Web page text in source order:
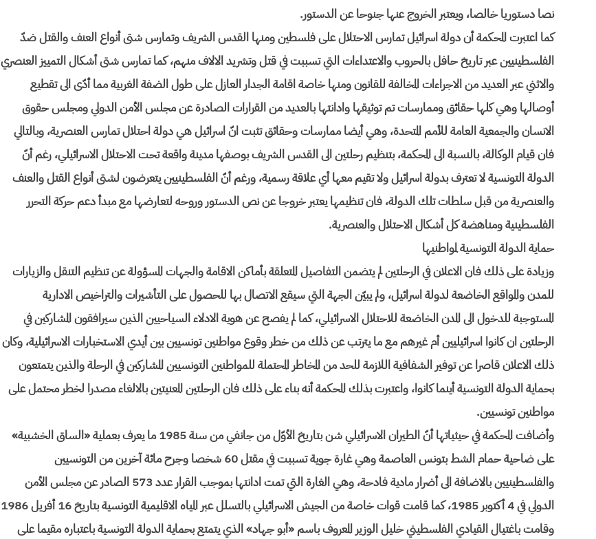
نصا دستوريا خالصا، ويعتبر الخروج عنها جنوحا عن الدستور.
كما اعتبرت المحكمة أن دولة اسرائيل تمارس الاحتلال على فلسطين ومنها القدس الشريف وتمارس شتى أنواع العنف والقتل ضدّ
الفلسطينيين عبر تاريخ حافل بالحروب والاعتداءات التي تسببت في قتل وتشريد الالاف منهم، كما تمارس شتى أشكال التمييز العنصري
والاثني عبر العديد من الاجراءات المخالفة للقانون ومنها خاصة اقامة الجدار العازل على طول الضفة الغربية مما أدّى الى تقطيع
أوصالها وهي كلها حقائق وممارسات تم توثيقها وادانتها بالعديد من القرارات الصادرة عن مجلس الأمن الدولي ومجلس حقوق
الانسان والجمعية العامة للأمم المتحدة، وهي أيضا ممارسات وحقائق تثبت انّ اسرائيل هي دولة احتلال تمارس العنصرية، وبالتالي
فان قيام الوكالة، بالنسبة الى المحكمة، بتنظيم رحلتين الى القدس الشريف بوصفها مدينة واقعة تحت الاحتلال الاسرائيلي، رغم أنّ
الدولة التونسية لا تعترف بدولة اسرائيل ولا تقيم معها أي علاقة رسمية، ورغم أنّ الفلسطينيين يتعرضون لشتى أنواع القتل والعنف
والعنصرية من قبل سلطات تلك الدولة، فان تنظيمها يعتبر خروجا عن نص الدستور وروحه لتعارضها مع مبدأ دعم حركة التحرر
الفلسطينية ومناهضة كل أشكال الاحتلال والعنصرية.
حماية الدولة التونسية لمواطنيها
وزيادة على ذلك فان الاعلان في الرحلتين لم يتضمن التفاصيل المتعلقة بأماكن الاقامة والجهات المسؤولة عن تنظيم التنقل والزيارات
للمدن والمواقع الخاضعة لدولة اسرائيل، ولم يبيّن الجهة التي سيقع الاتصال بها للحصول على التأشيرات والتراخيص الادارية
المستوجبة للدخول الى المدن الخاضعة للاحتلال الاسرائيلي، كما لم يفصح عن هوية الادلاء السياحيين الذين سيرافقون المشاركين في
الرحلتين ان كانوا اسرائيليين أم غيرهم مع ما يترتب عن ذلك من خطر وقوع مواطنين تونسيين بين أيدي الاستخبارات الاسرائيلية، وكان
ذلك الاعلان قاصرا عن توفير الشفافية اللازمة للحد من المخاطر المحتملة للمواطنين التونسيين المشاركين في الرحلة والذين يتمتعون
بحماية الدولة التونسية أينما كانوا، واعتبرت بذلك المحكمة أنه بناء على ذلك فان الرحلتين المعنيتين بالالغاء مصدرا لخطر محتمل على
مواطنين تونسيين.
وأضافت المحكمة في حيثياتها أنّ الطيران الاسرائيلي شن بتاريخ الأوّل من جانفي من سنة 1985 ما يعرف بعملية «الساق الخشبية»
على ضاحية حمام الشط بتونس العاصمة وهي غارة جوية تسببت في مقتل 60 شخصا وجرح مائة آخرين من التونسيين
والفلسطينيين بالاضافة الى أضرار مادية فادحة، وهي الغارة التي تمت ادانتها بموجب القرار عدد 573 الصادر عن مجلس الأمن
الدولي في 4 أكتوبر 1985، كما قامت قوات خاصة من الجيش الاسرائيلي بالتسلل عبر المياه الاقليمية التونسية بتاريخ 16 أفريل 1986
وقامت باغتيال القيادي الفلسطيني خليل الوزير المعروف باسم «أبو جهاد» الذي يتمتع بحماية الدولة التونسية باعتباره مقيما على